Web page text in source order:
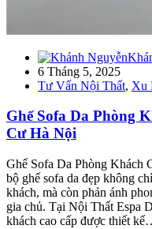
6 Tháng 5, 2025
Tư Vấn Nội Thất, Xu
Ghế Sofa Da Phòng
Cư Hà Nội
Ghế Sofa Da Phòng Khách
bộ ghế sofa da đẹp không
khách, mà còn phản ánh
gia chủ. Tại Nội Thất Espa
khách cao cấp được thiết